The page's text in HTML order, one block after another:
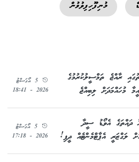
މުނިފޫހިފިލުވުން
ރާއްޖެ ތަމްސީލުކުރުމުގެ
މުހައްމަދަށް ލިބިއްޖެ
5 އޯގަސްޓު
2026 - 18:41
ދައްތަގެ އެވޯޑު ސީދާ
ލަގްޒަރީ އެޕާޓްމެންޓެއް ދީފި!
5 އޯގަސްޓު
2026 - 17:18